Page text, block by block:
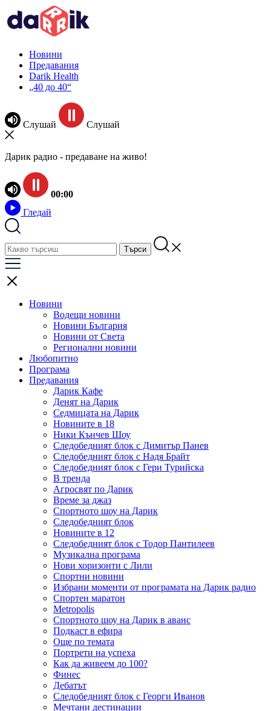
Новини
Предавания
Darik Health
„40 до 40“
Слушай Слушай
Дарик радио - предаване на живо!
00:00
Гледай
Новини
Водещи новини
Новини България
Новини от Света
Регионални новини
Любопитно
Програма
Предавания
Дарик Кафе
Денят на Дарик
Седмицата на Дарик
Новините в 18
Ники Кънчев Шоу
Следобедният блок с Димитър Панев
Следобедният блок с Надя Брайт
Следобедният блок с Гери Турийска
В тренда
Агросвят по Дарик
Време за джаз
Спортното шоу на Дарик
Следобедният блок
Новините в 12
Следобедният блок с Тодор Пантилеев
Музикална програма
Нови хоризонти с Лили
Спортни новини
Избрани моменти от програмата на Дарик радио
Спортен маратон
Metropolis
Спортното шоу на Дарик в аванс
Подкаст в ефира
Още по темата
Портрети на успеха
Как да живеем до 100?
Финес
Дебатът
Следобедният блок с Георги Иванов
Мечтани дестинации